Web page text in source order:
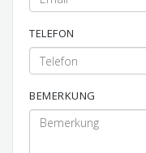
TELEFON
BEMERKUNG